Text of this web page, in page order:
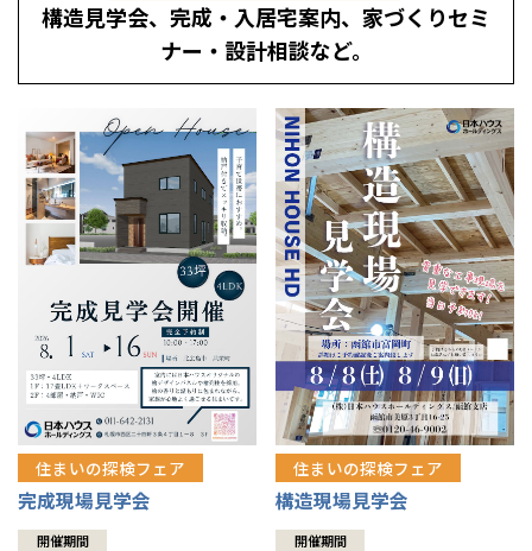
エネルギー自給自足
感謝訪問・長期保証
直営工事
1メーターモジュール
冷暖房標準装備
24時間対応コールセンター
デザイン賞各種受賞
セントラルヒーティング
知られざる檜の効果・作用
理想の木材「檜」
平屋の家
外観・インテリア集
暮らし方提案
住まいのコラム
住まいのお手入れ集
リフォーム トップ
選ばれる理由
リフォームの流れ
介護保険利用で快適リフォーム
賃貸併用住宅のメリット
安心のサポートシステム
展示場案内
分譲住宅・土地
分譲マンション
分譲マンション トップ
ワザックとは
高い信頼性
安心の管理体制
ギャラリー
会社情報
会社情報 トップ
ニュースリリース
代表ごあいさつ
お問い合わせ
会員サイト
構造見学会、完成・入居宅案内、家づくりセミ
ナー・設計相談など。
住まいの探検フェア
完成現場見学会
開催期間
住まいの探検フェア
構造現場見学会
開催期間